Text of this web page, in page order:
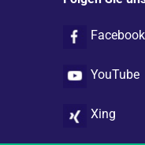
Facebook
YouTube
Xing